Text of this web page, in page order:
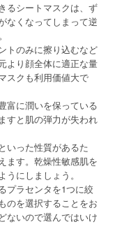
るシートマスクは、ず
なくなってしまって逆
トのみに擦り込むなど
より顔全体に適正な量
スクも利用価値大で
富に潤いを保っている
すと肌の弾力が失われ
いった性質があるた
ます。乾燥性敏感肌を
にしましょう。
プラセンタを1つに絞
のを選択することをお
ないので選んではいけ